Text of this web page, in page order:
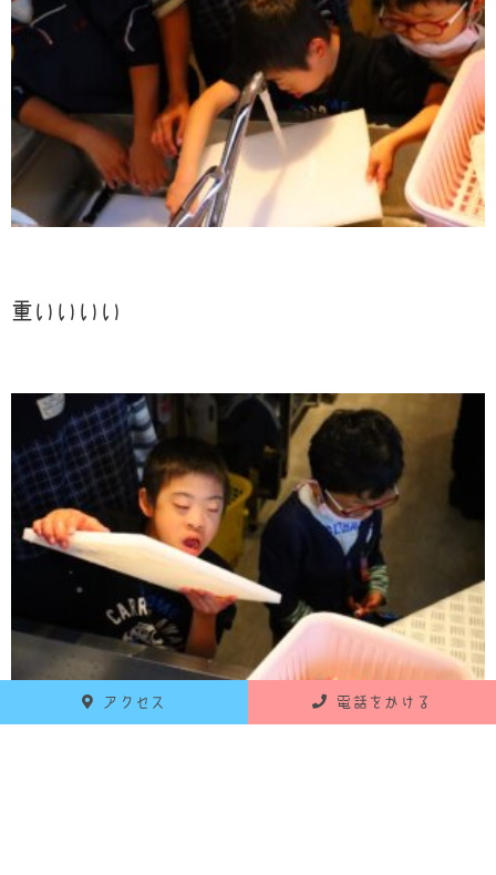
重いいいい
アクセス 電話をかける